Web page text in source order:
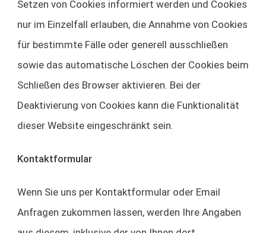
Setzen von Cookies informiert werden und Cookies
nur im Einzelfall erlauben, die Annahme von Cookies
für bestimmte Fälle oder generell ausschließen
sowie das automatische Löschen der Cookies beim
Schließen des Browser aktivieren. Bei der
Deaktivierung von Cookies kann die Funktionalität
dieser Website eingeschränkt sein.
Kontaktformular
Wenn Sie uns per Kontaktformular oder Email
Anfragen zukommen lassen, werden Ihre Angaben